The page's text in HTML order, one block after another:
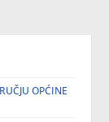
OPĆINE